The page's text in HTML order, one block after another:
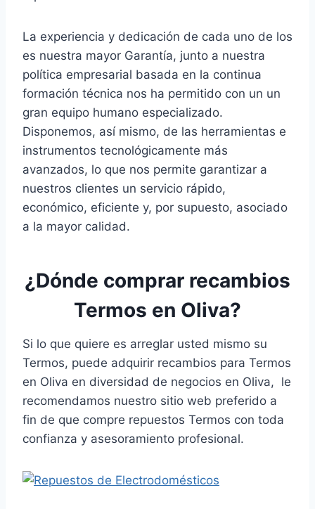
La experiencia y dedicación de cada uno de los
es nuestra mayor Garantía, junto a nuestra
política empresarial basada en la continua
formación técnica nos ha permitido con un un
gran equipo humano especializado.
Disponemos, así mismo, de las herramientas e
instrumentos tecnológicamente más
avanzados, lo que nos permite garantizar a
nuestros clientes un servicio rápido,
económico, eficiente y, por supuesto, asociado
a la mayor calidad.
¿Dónde comprar recambios
Termos en Oliva?
Si lo que quiere es arreglar usted mismo su
Termos, puede adquirir recambios para Termos
en Oliva en diversidad de negocios en Oliva, le
recomendamos nuestro sitio web preferido a
fin de que compre repuestos Termos con toda
confianza y asesoramiento profesional.